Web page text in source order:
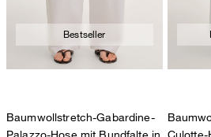
Bestseller
Baumwollstretch-Gabardine-
Palazzo-Hose mit Bundfalte in Culotte-